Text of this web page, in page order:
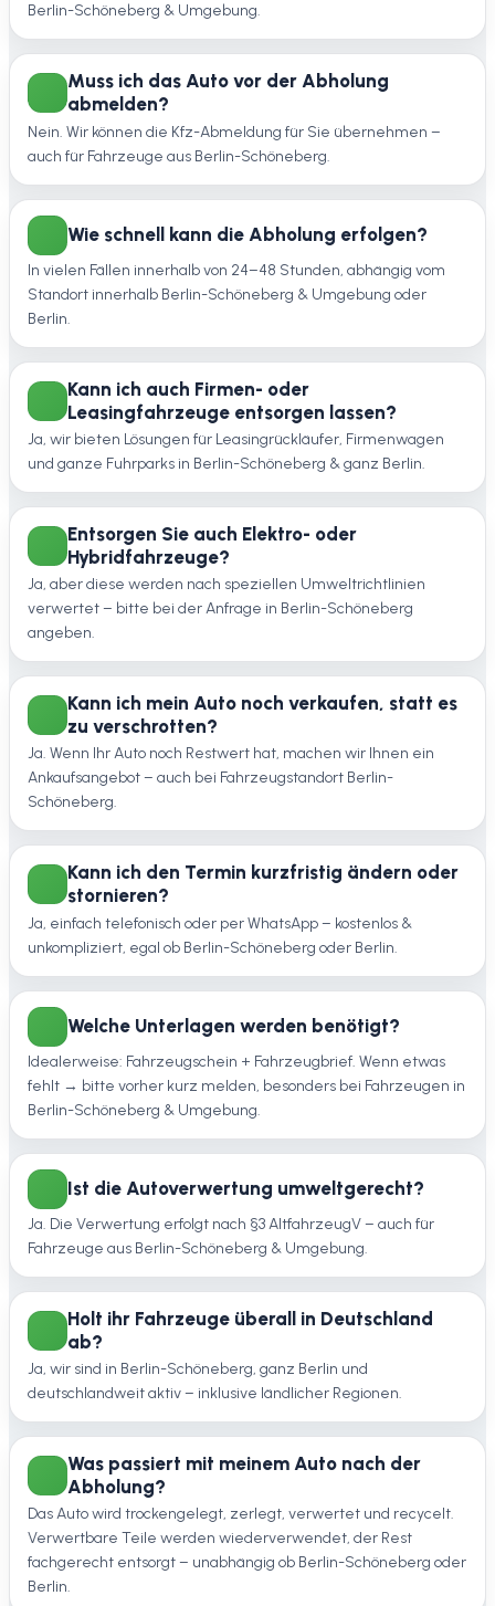
Berlin-Schöneberg & Umgebung.
Muss ich das Auto vor der Abholung
abmelden?
Nein. Wir können die Kfz-Abmeldung für Sie übernehmen –
auch für Fahrzeuge aus Berlin-Schöneberg.
Wie schnell kann die Abholung erfolgen?
In vielen Fällen innerhalb von 24–48 Stunden, abhängig vom
Standort innerhalb Berlin-Schöneberg & Umgebung oder
Berlin.
Kann ich auch Firmen- oder
Leasingfahrzeuge entsorgen lassen?
Ja, wir bieten Lösungen für Leasingrückläufer, Firmenwagen
und ganze Fuhrparks in Berlin-Schöneberg & ganz Berlin.
Entsorgen Sie auch Elektro- oder
Hybridfahrzeuge?
Ja, aber diese werden nach speziellen Umweltrichtlinien
verwertet – bitte bei der Anfrage in Berlin-Schöneberg
angeben.
Kann ich mein Auto noch verkaufen, statt es
zu verschrotten?
Ja. Wenn Ihr Auto noch Restwert hat, machen wir Ihnen ein
Ankaufsangebot – auch bei Fahrzeugstandort Berlin-
Schöneberg.
Kann ich den Termin kurzfristig ändern oder
stornieren?
Ja, einfach telefonisch oder per WhatsApp – kostenlos &
unkompliziert, egal ob Berlin-Schöneberg oder Berlin.
Welche Unterlagen werden benötigt?
Idealerweise: Fahrzeugschein + Fahrzeugbrief. Wenn etwas
fehlt → bitte vorher kurz melden, besonders bei Fahrzeugen in
Berlin-Schöneberg & Umgebung.
Ist die Autoverwertung umweltgerecht?
Ja. Die Verwertung erfolgt nach §3 AltfahrzeugV – auch für
Fahrzeuge aus Berlin-Schöneberg & Umgebung.
Holt ihr Fahrzeuge überall in Deutschland
ab?
Ja, wir sind in Berlin-Schöneberg, ganz Berlin und
deutschlandweit aktiv – inklusive ländlicher Regionen.
Was passiert mit meinem Auto nach der
Abholung?
Das Auto wird trockengelegt, zerlegt, verwertet und recycelt.
Verwertbare Teile werden wiederverwendet, der Rest
fachgerecht entsorgt – unabhängig ob Berlin-Schöneberg oder
Berlin.